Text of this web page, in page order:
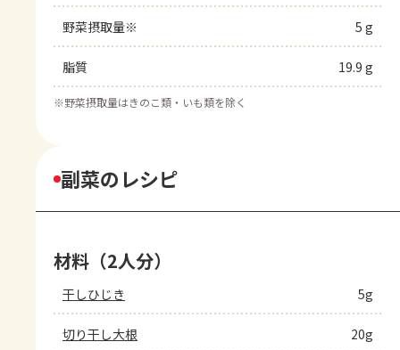
野菜摂取量※ 5 g
脂質 19.9 g
※野菜摂取量はきのこ類・いも類を除く
副菜のレシピ
材料（2人分）
干しひじき 5g
切り干し大根 20g